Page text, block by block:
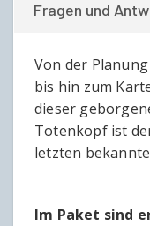
Fragen und
Von der
bis hin zum
dieser
Totenkopf ist
letzten
Im Paket sind